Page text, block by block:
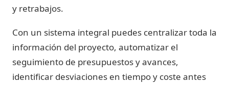
y retrabajos.
Con un sistema integral puedes centralizar toda la
información del proyecto, automatizar el
seguimiento de presupuestos y avances,
identificar desviaciones en tiempo y coste antes